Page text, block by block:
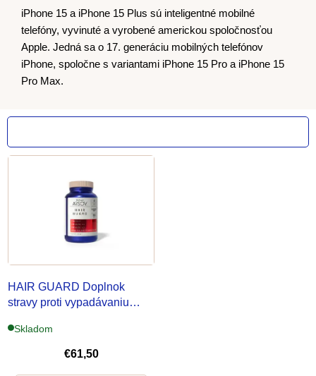
iPhone 15 a iPhone 15 Plus sú inteligentné mobilné
telefóny, vyvinuté a vyrobené americkou spoločnosťou
Apple. Jedná sa o 17. generáciu mobilných telefónov
iPhone, spoločne s variantami iPhone 15 Pro a iPhone 15
Pro Max.
V
ý
p
r
o
HAIR GUARD Doplnok
stravy proti vypadávaniu
Skladom
€61,50